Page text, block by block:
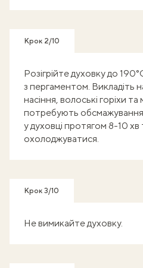
Крок 2/10
Розігрійте духовку до
з пергаментом. Викладіть
насіння, волоські горіхи
потребують
у духовці протягом 8-10 хв
охолоджуватися.
Крок 3/10
Не вимикайте духовку.